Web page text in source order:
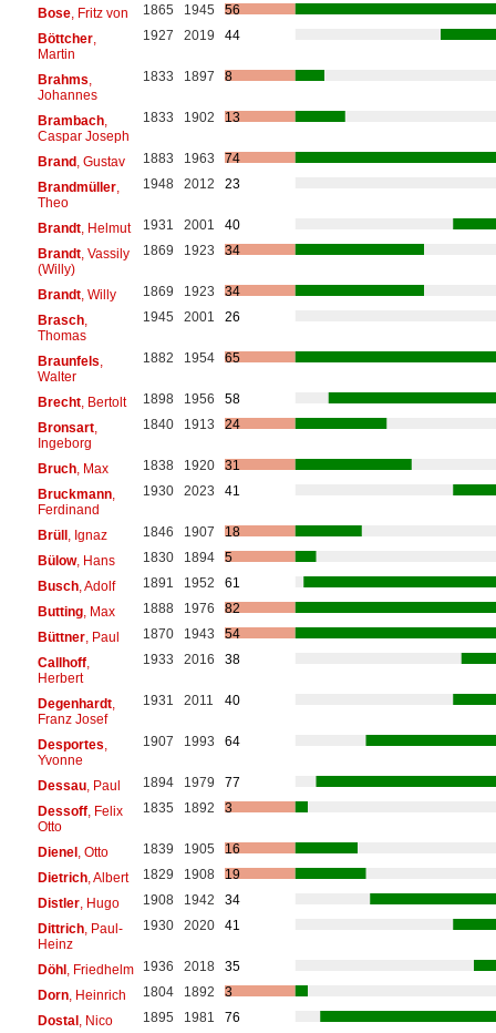
Bose, Fritz von 1865 1945
56
Böttcher,
Martin
1927 2019 44
Brahms
Johannes
1833 1897 8
Brambach,
Caspar Joseph
1833 1902 13
Brand, Gustav 1883 1963
74
Brandmüller,
Theo
1948 2012 23
Brandt, Helmut 1931 2001
40
Brandt, Vassily
(Willy)
1869 1923 34
Brandt, Willy 1869 1923
34
Brasch,
Thomas
1945 2001 26
Braunfels
Walter
1882 1954 65
Brecht, Bertolt 1898 1956
58
Bronsart,
Ingeborg
1840 1913 24
Bruch, Max 1838 1920
31
Bruckmann,
Ferdinand
1930 2023 41
Brüll, Ignaz 1846 1907
18
Bülow, Hans 1830 1894
5
Busch, Adolf 1891 1952
61
Butting, Max 1888 1976
82
Büttner, Paul 1870 1943
54
Callhoff,
Herbert
1933 2016 38
Degenhardt,
Franz Josef
1931 2011 40
Desportes
Yvonne
1907 1993 64
Dessau, Paul 1894 1979
77
Dessoff, Felix
Otto
1835 1892 3
Dienel, Otto 1839 1905
16
Dietrich, Albert 1829 1908
19
Distler, Hugo 1908 1942
34
Dittrich, Paul-
Heinz
1930 2020 41
Döhl, Friedhelm 1936 2018
35
Dorn, Heinrich 1804 1892
3
Dostal, Nico 1895 1981
76